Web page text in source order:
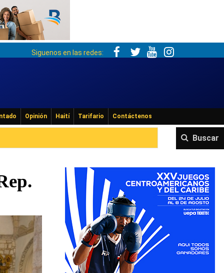
Siguenos en las redes:
Opinión Haití Tarifario Contáctenos
Buscar